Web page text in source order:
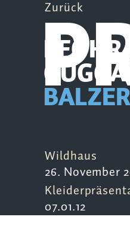
Zurück
Wildhaus
26. November
07.01.12